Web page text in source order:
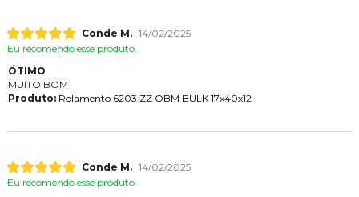
Conde M. 14/02/2025
Eu recomendo esse produto.
ÓTIMO
MUITO BOM
Produto:Rolamento 6203 ZZ OBM BULK 17x40x12
Conde M. 14/02/2025
Eu recomendo esse produto.